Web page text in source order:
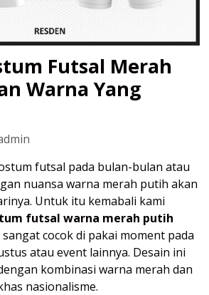
Futsal Merah
Warna Yang
futsal pada bulan-bulan atau
nuansa warna merah putih akan
Untuk itu kemabali kami
futsal warna merah putih
cocok di pakai moment pada
atau event lainnya. Desain ini
kombinasi warna merah dan
nasionalisme.